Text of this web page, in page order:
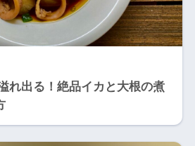
れ出る！絶品イカと大根の煮